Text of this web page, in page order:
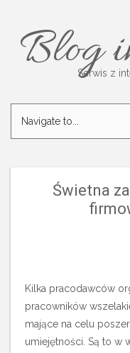
BlogSerwis z
Świetna
Kilka pracodawców
pracowników
mające na celu
umiejętności. Są to w